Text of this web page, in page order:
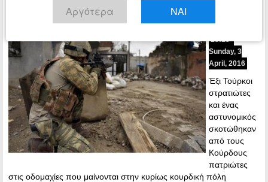
Οι Κούρδοι τίναξαν στον αέρα 7
Τούρκους στρατιώτες στη Νίσιβη
Sunday, 3
April, 2016
Έξι Τούρκοι
στρατιώτες
και ένας
αστυνομικός
σκοτώθηκαν
από τους
Κούρδους
πατριώτες
στις οδομαχίες που μαίνονται στην κυρίως κουρδική πόλη
Αργότερα ΝΑΙ